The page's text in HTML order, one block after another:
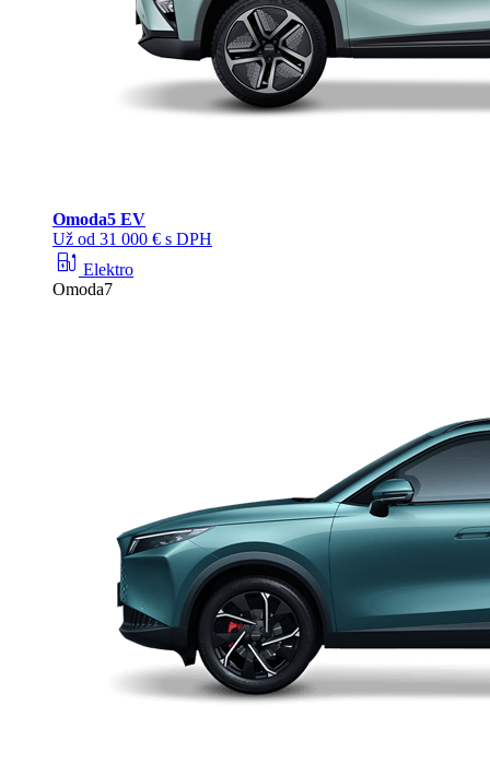
Omoda5 EV
Už od 31 000 € s DPH
ev_station Elektro
Omoda7